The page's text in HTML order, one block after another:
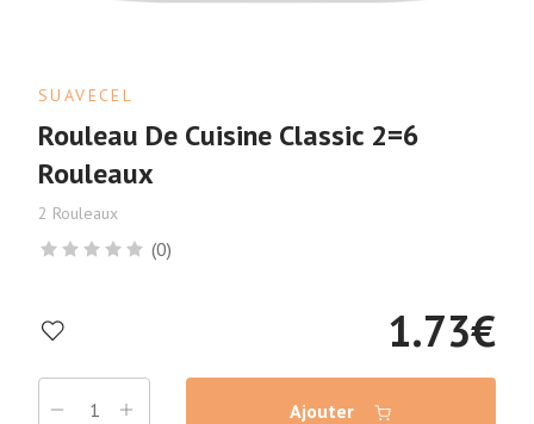
SUAVECEL
Rouleau De Cuisine Classic 2=6
Rouleaux
2 Rouleaux
(0)
1.73€
Ajouter